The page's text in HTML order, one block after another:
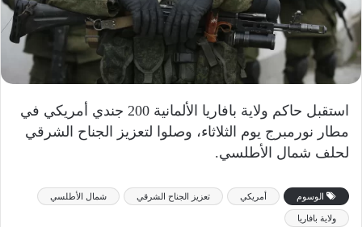
ت
ر
و
ن
استقبل حاكم ولاية بافاريا الألمانية 200 جندي أمريكي في
مطار نورمبرج يوم الثلاثاء، وصلوا لتعزيز الجناح الشرقي
لحلف شمال الأطلسي.
الوسوم أمريكي تعزيز الجناح الشرقي شمال الأطلسي
ولاية بافاريا